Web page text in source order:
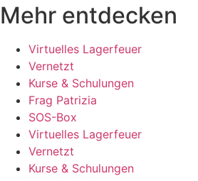
Mehr entdecken
Virtuelles Lagerfeuer
Vernetzt
Kurse & Schulungen
Frag Patrizia
SOS-Box
Virtuelles Lagerfeuer
Vernetzt
Kurse & Schulungen